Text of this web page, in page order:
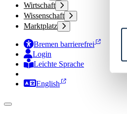
Wirtschaft
Wissenschaft
Marktplatz
Bremen barrierefrei
Login
Leichte Sprache
Zur Deutschen Gebärdensprache
English